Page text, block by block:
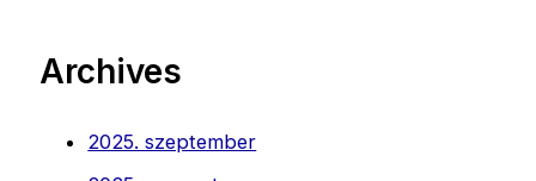
Archives
2025. szeptember